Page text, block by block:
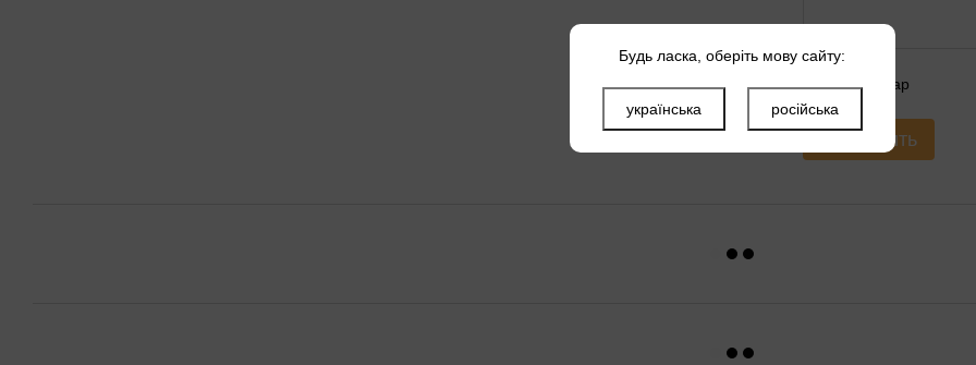
Оцените товар
Отправить
Будь ласка, оберіть мову сайту:
українська російська